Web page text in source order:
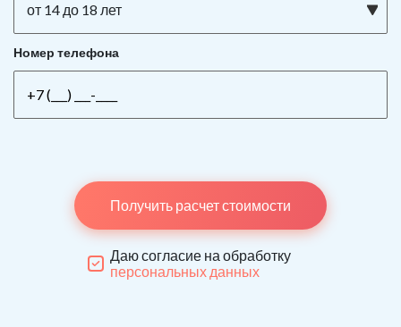
от 14 до 18 лет
Номер телефона
Получить расчет стоимости
Даю согласие на обработку
персональных данных